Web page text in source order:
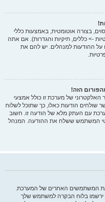
בצורה אוטומטית, באמצעות כללי
-> כללים, תיקיות והגדרות). אם אתה
על ההודעות למנהלים. יש להם את
הזה!
של מערכת זו כולל אמצעי
הודעות כאלו, כך שתוכל לשלוח
עם העתק מלא של הודעה זו. חשוב
המשתמש ששלח את ההודעה. המנהל
המשתמשים האחרים של המערכת.
בלוח הבקרה למשתמש שלך